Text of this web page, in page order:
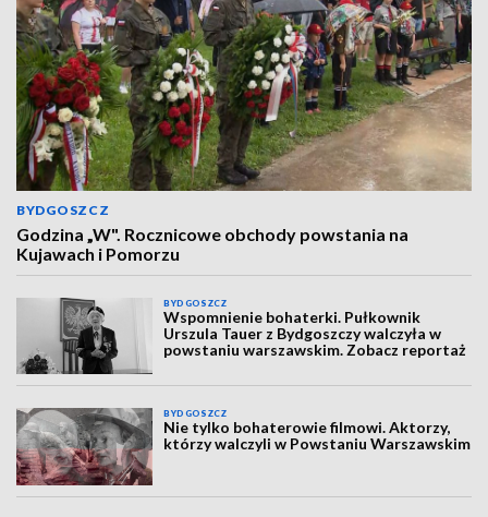
BYDGOSZCZ
Godzina „W". Rocznicowe obchody powstania na
Kujawach i Pomorzu
BYDGOSZCZ
Wspomnienie bohaterki. Pułkownik
Urszula Tauer z Bydgoszczy walczyła w
powstaniu warszawskim. Zobacz reportaż
BYDGOSZCZ
Nie tylko bohaterowie filmowi. Aktorzy,
którzy walczyli w Powstaniu Warszawskim